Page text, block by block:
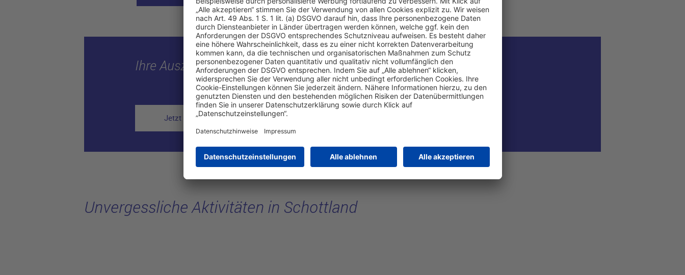
Ihre Auszeit in Schottland
Jetzt Reiseangebote entdecken
Unvergessliche Aktivitäten in Schottland